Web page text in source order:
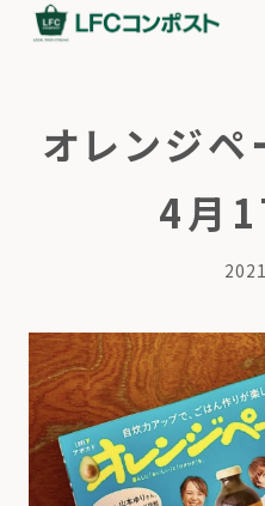
オレンジ
4月